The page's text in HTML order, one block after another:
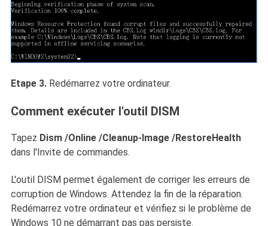
Etape 3.Redémarrez votre ordinateur.
Comment exécuter l'outil DISM
Tapez Dism /Online /Cleanup-Image /RestoreHealth
dans l'Invite de commandes.
L'outil DISM permet également de corriger les erreurs de
corruption de Windows. Attendez la fin de la réparation.
Redémarrez votre ordinateur et vérifiez si le problème de
Windows 10 ne démarrant pas pas persiste.